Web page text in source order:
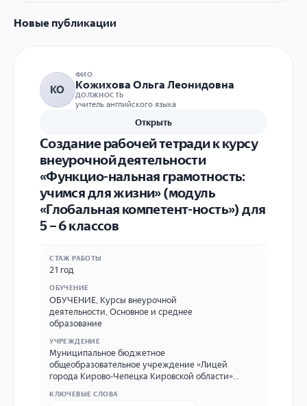
Новые публикации
КО
ФИО
Кожихова Ольга Леонидовна
ДОЛЖНОСТЬ
учитель английского языка
Открыть
Создание рабочей тетради к курсу
внеурочной деятельности
«Функцио-нальная грамотность:
учимся для жизни» (модуль
«Глобальная компетент-ность») для
5 – 6 классов
СТАЖ РАБОТЫ
21 год
ОБУЧЕНИЕ
ОБУЧЕНИЕ Курсы внеурочной
деятельности ,Основное и среднее
образование
УЧРЕЖДЕНИЕ
Муниципальное бюджетное
общеобразовательное учреждение «Лицей
города Кирово-Чепецка Кировской области»
ул. А. Некрасова, д. 21 телефон: (883361) 5 02 21
КЛЮЧЕВЫЕ СЛОВА